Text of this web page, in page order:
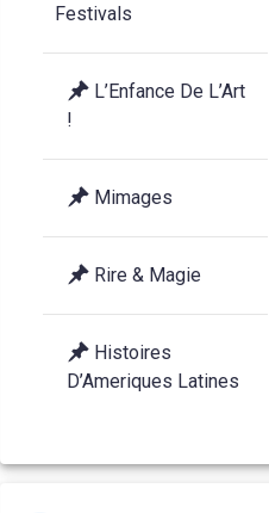
Festivals
L’Enfance De L’Art
!
Mimages
Rire & Magie
Histoires
D’Ameriques Latines